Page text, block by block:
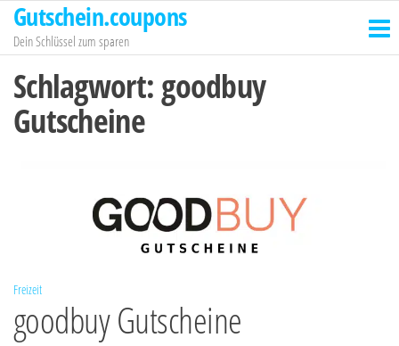
Zum
Inhalt
springen
Gutschein.coupons
Dein Schlüssel zum sparen
Schlagwort: goodbuy
Gutscheine
Freizeit
goodbuy Gutscheine